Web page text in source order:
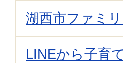
湖西市ファミ
LINEから子育